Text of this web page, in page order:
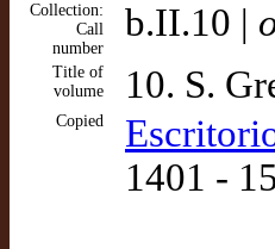
Collection:
Call
number
b.II.10 |
Title of
volume
10. S.
Copied
1401 -